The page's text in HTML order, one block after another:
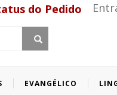
do Pedido
EVANGÉLICO